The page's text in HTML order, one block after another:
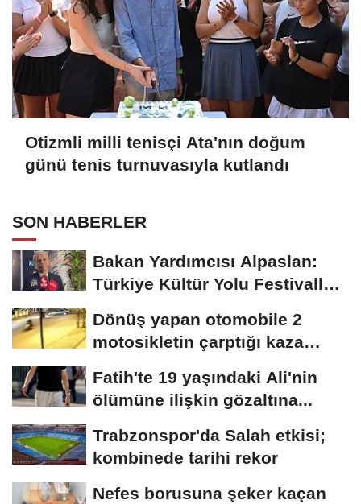
Otizmli milli tenisçi Ata'nın doğum
günü tenis turnuvasıyla kutlandı
SON HABERLER
Bakan Yardımcısı Alpaslan:
Türkiye Kültür Yolu Festivalleri
Dönüş yapan otomobile 2
motosikletin çarptığı kaza
Fatih'te 19 yaşındaki Ali'nin
ölümüne ilişkin gözaltına...
Trabzonspor'da Salah etkisi;
kombinede tarihi rekor
Nefes borusuna şeker kaçan